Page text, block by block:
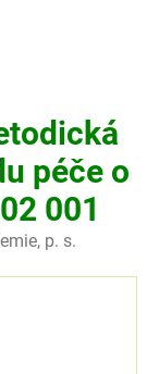
péče o
001
p. s.